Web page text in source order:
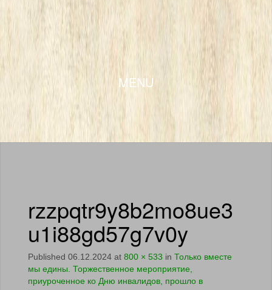
MENU
SKIP TO CONTENT
rzzpqtr9y8b2mo8ue3
u1i88gd57g7v0y
Published 06.12.2024 at 800 × 533 in Только вместе
мы едины. Торжественное мероприятие,
приуроченное ко Дню инвалидов, прошло в